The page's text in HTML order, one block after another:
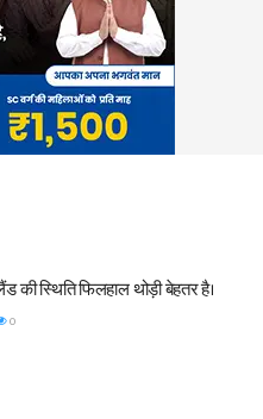
स्थिति फिलहाल थोड़ी बेहतर है।
0